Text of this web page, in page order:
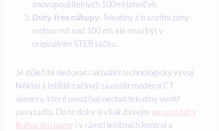
znovupoužitelných 100ml lahviček.
Duty-free nákupy: Tekutiny z tranzitní zóny
mohou mít nad 100 ml, ale musí být v
originálním STEB sáčku.
Je důležité sledovat i aktuální technologický vývoj.
Některá letiště začínají zavádět moderní CT
skenery, které umožňují nechat tekutiny uvnitř
zavazadla. Do té doby si však dávejte na co si dát v
Bulharsku pozor i v rámci letištních kontrol a